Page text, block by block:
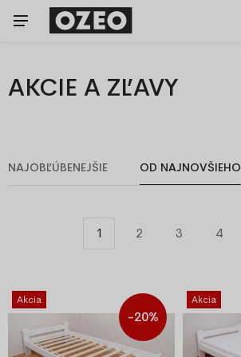
AKCIE A ZĽAVY
NAJOBĽÚBENEJŠIE OD NAJNOVŠIEHO
1 2 3 4
Akcia
-20%
Akcia